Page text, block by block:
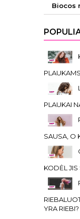
Biocos
PLAUKAI
SAUSA, O
KODĖL
YRA RIEBI?